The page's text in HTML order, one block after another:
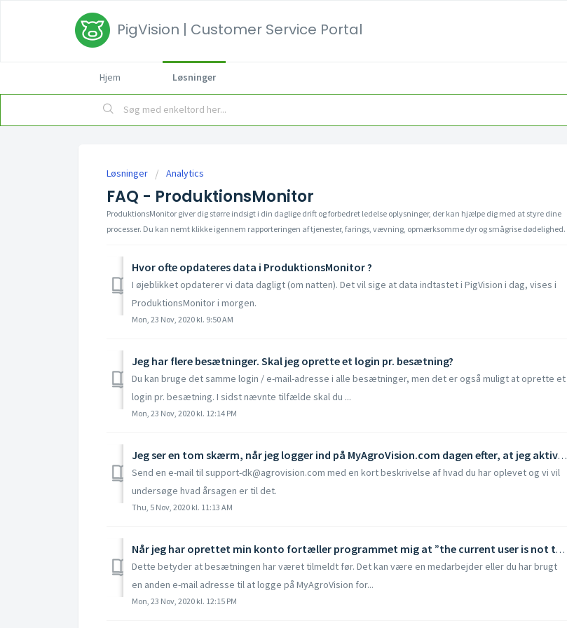
PigVision | Customer Service Portal
Hjem Løsninger
Løsninger Analytics
FAQ - ProduktionsMonitor
ProduktionsMonitor giver dig større indsigt i din daglige drift og forbedret ledelse oplysninger, der kan hjælpe dig med at styre dine
processer. Du kan nemt klikke igennem rapporteringen af tjenester, farings, vævning, opmærksomme dyr og smågrise dødelighed.
Hvor ofte opdateres data i ProduktionsMonitor ?
I øjeblikket opdaterer vi data dagligt (om natten). Det vil sige at data indtastet i PigVision i dag, vises i
ProduktionsMonitor i morgen.
Mon, 23 Nov, 2020 kl. 9:50 AM
Jeg har flere besætninger. Skal jeg oprette et login pr. besætning?
Du kan bruge det samme login / e-mail-adresse i alle besætninger, men det er også muligt at oprette et
login pr. besætning. I sidst nævnte tilfælde skal du ...
Mon, 23 Nov, 2020 kl. 12:14 PM
Jeg ser en tom skærm, når jeg logger ind på MyAgroVision.com dagen efter, at jeg aktiverede Analytics.?
Send en e-mail til support-dk@agrovision.com med en kort beskrivelse af hvad du har oplevet og vi vil
undersøge hvad årsagen er til det.
Thu, 5 Nov, 2020 kl. 11:13 AM
Når jeg har oprettet min konto fortæller programmet mig at ”the current user is not the owner of the farm” og derefter et langt nummer.
Dette betyder at besætningen har været tilmeldt før. Det kan være en medarbejder eller du har brugt
en anden e-mail adresse til at logge på MyAgroVision for...
Mon, 23 Nov, 2020 kl. 12:15 PM